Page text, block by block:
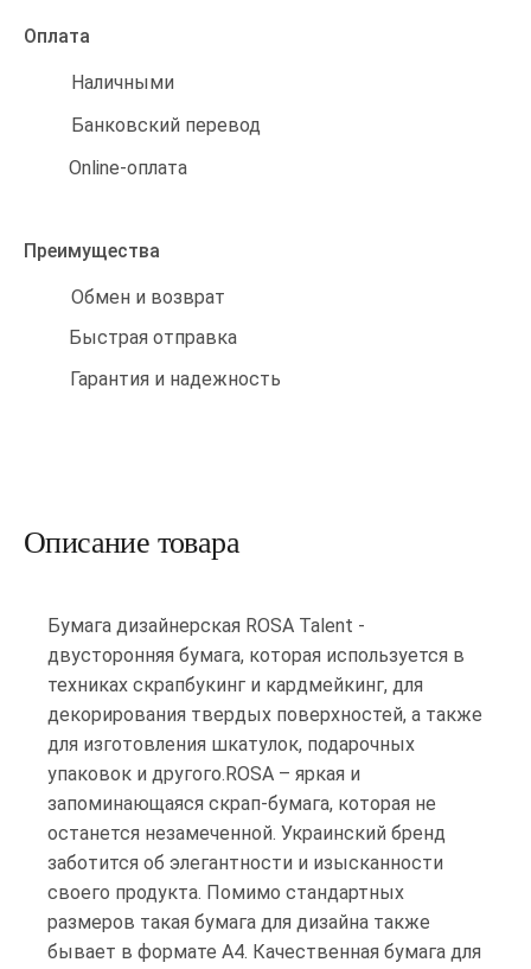
Оплата
Наличными
Банковский перевод
Online-оплата
Преимущества
Обмен и возврат
Быстрая отправка
Гарантия и надежность
Описание товара
Бумага дизайнерская ROSA Talent -
двусторонняя бумага, которая используется в
техниках скрапбукинг и кардмейкинг, для
декорирования твердых поверхностей, а также
для изготовления шкатулок, подарочных
упаковок и другого.ROSA – яркая и
запоминающаяся скрап-бумага, которая не
останется незамеченной. Украинский бренд
заботится об элегантности и изысканности
своего продукта. Помимо стандартных
размеров такая бумага для дизайна также
бывает в формате А4. Качественная бумага для